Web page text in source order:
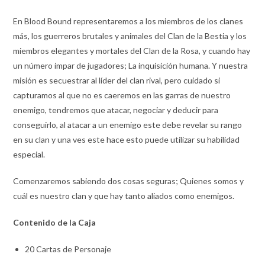
En Blood Bound representaremos a los miembros de los clanes
más, los guerreros brutales y animales del Clan de la Bestia y los
miembros elegantes y mortales del Clan de la Rosa, y cuando hay
un número impar de jugadores; La inquisición humana. Y nuestra
misión es secuestrar al líder del clan rival, pero cuidado si
capturamos al que no es caeremos en las garras de nuestro
enemigo, tendremos que atacar, negociar y deducir para
conseguirlo, al atacar a un enemigo este debe revelar su rango
en su clan y una ves este hace esto puede utilizar su habilidad
especial.
Comenzaremos sabiendo dos cosas seguras; Quienes somos y
cuál es nuestro clan y que hay tanto aliados como enemigos.
Contenido de la Caja
20 Cartas de Personaje